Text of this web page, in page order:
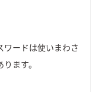
ワードは使いまわさ
ます。